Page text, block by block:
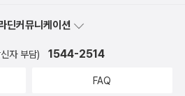
들이 보기엔 좀 심오한 것이 아닌가 싶
>의 그림은 수채느낌인데, 이 밤여행이
려고 했다. 토요일에 2편 역시 재미있
우주 여행만이 아니라 시간 여행까지
요일에 3편을 절반 쯤 읽고나서야 후
딘커뮤니케이션
자 부담) 1544-2514
FAQ